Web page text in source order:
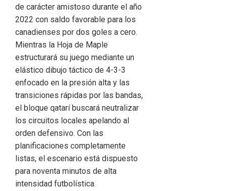
de carácter amistoso durante el año
2022 con saldo favorable para los
canadienses por dos goles a cero.
Mientras la Hoja de Maple
estructurará su juego mediante un
elástico dibujo táctico de 4-3-3
enfocado en la presión alta y las
transiciones rápidas por las bandas,
el bloque qatarí buscará neutralizar
los circuitos locales apelando al
orden defensivo. Con las
planificaciones completamente
listas, el escenario está dispuesto
para noventa minutos de alta
intensidad futbolística.